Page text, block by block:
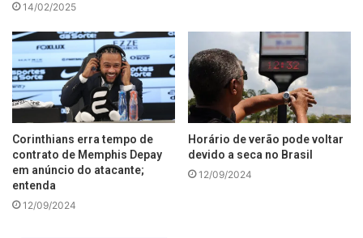
14/02/2025
Corinthians erra tempo de
contrato de Memphis Depay
em anúncio do atacante;
entenda
12/09/2024
Horário de verão pode voltar
devido a seca no Brasil
12/09/2024